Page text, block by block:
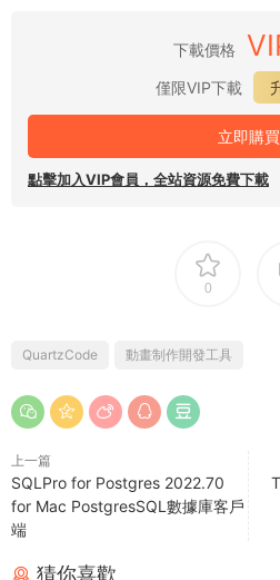
下載價格
僅限VIP下載
立即購買
點擊加入VIP會員，全站資源免費下載
0
QuartzCode 動畫制作開發工具
上一篇
SQLPro for Postgres 2022.70
for Mac PostgresSQL數據庫客戶
端
猜你喜歡